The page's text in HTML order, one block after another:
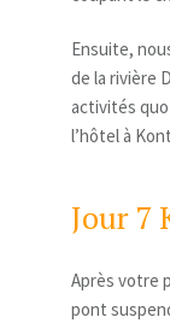
Ensuite,
de la rivière
activités
l’hôtel à
Jour 7
Après votre
pont